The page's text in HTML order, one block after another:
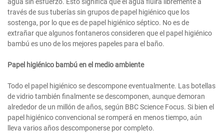
través de sus tuberías sin grupos de papel higiénico que los
sostenga, por lo que es de papel higiénico séptico. No es de
extrañar que algunos fontaneros consideren que el papel higiénico
bambú es uno de los mejores papeles para el baño.
Papel higiénico bambú en el medio ambiente
Todo el papel higiénico se descompone eventualmente. Las botellas
de vidrio también finalmente se descomponen, aunque demoran
alrededor de un millón de años, según BBC Science Focus. Si bien el
papel higiénico convencional se romperá en menos tiempo, aún
lleva varios años descomponerse por completo.